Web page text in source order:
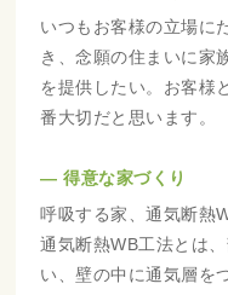
いつもお客様の立場に
き、念願の住まいに家
を提供したい。お客様
番大切だと思います。
― 得意な家づくり
呼吸する家、通気断熱
通気断熱WB工法とは
い、壁の中に通気層を